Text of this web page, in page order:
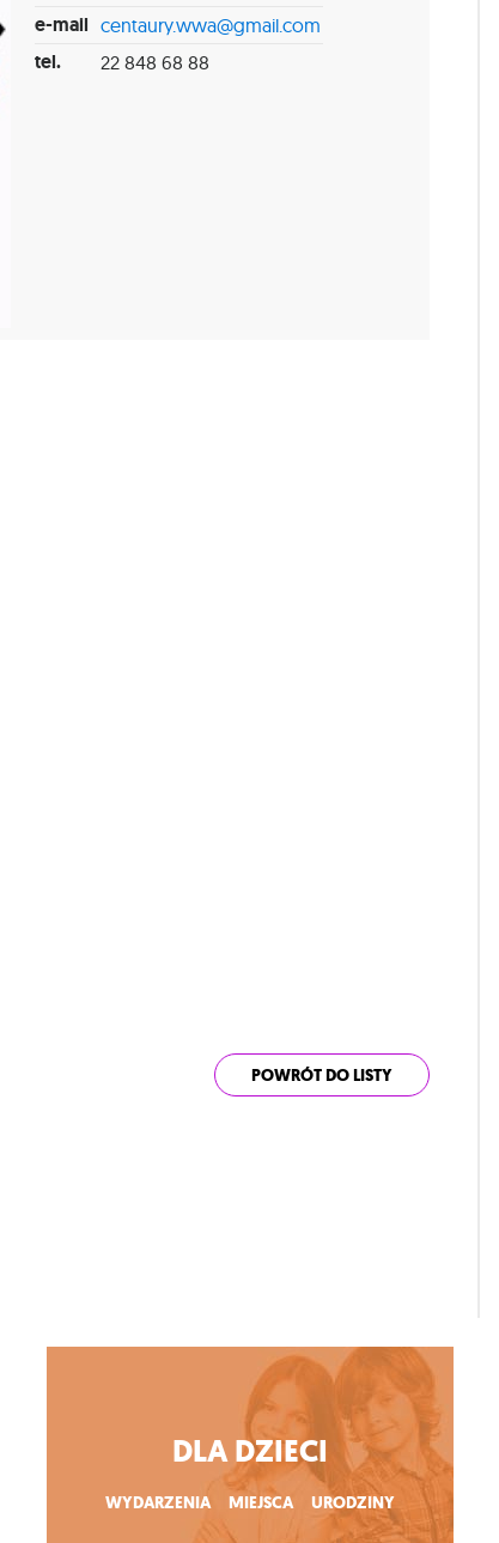
e-mail centaury.wwa@gmail.com
tel. 22 848 68 88
POWRÓT DO LISTY
DLA DZIECI
WYDARZENIA MIEJSCA URODZINY